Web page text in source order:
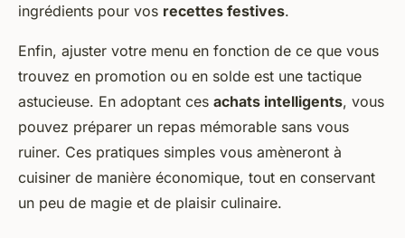
ingrédients pour vos recettes festives.
Enfin, ajuster votre menu en fonction de ce que vous
trouvez en promotion ou en solde est une tactique
astucieuse. En adoptant ces achats intelligents, vous
pouvez préparer un repas mémorable sans vous
ruiner. Ces pratiques simples vous amèneront à
cuisiner de manière économique, tout en conservant
un peu de magie et de plaisir culinaire.